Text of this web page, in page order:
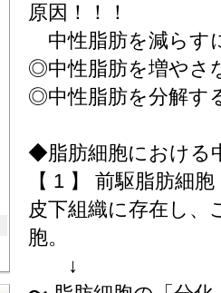
原因！！！
中性脂肪を減らす
◎中性脂肪を増やさ
◎中性脂肪を分解
◆脂肪細胞における
【 1 】 前駆脂肪細胞
皮下組織に存在し、
胞。
↓